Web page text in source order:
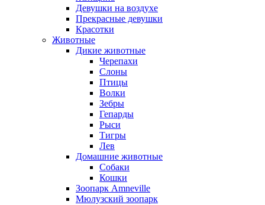
Девушки на воздухе
Прекрасные девушки
Красотки
Животные
Дикие животные
Черепахи
Слоны
Птицы
Волки
Зебры
Гепарды
Рыси
Тигры
Лев
Домашние животные
Собаки
Кошки
Зоопарк Amneville
Мюлузский зоопарк